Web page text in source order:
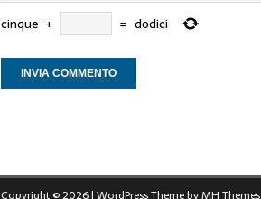
cinque + = dodici
Copyright © 2026 | WordPress Theme byMH Themes